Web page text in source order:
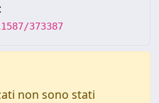
373387
non sono stati